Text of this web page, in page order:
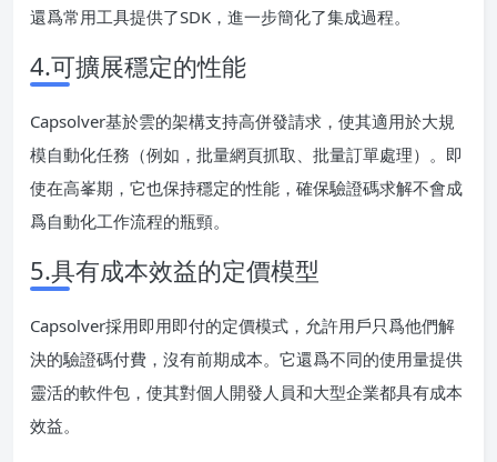
還爲常用工具提供了SDK，進一步簡化了集成過程。
4.可擴展穩定的性能
Capsolver基於雲的架構支持高併發請求，使其適用於大規
模自動化任務（例如，批量網頁抓取、批量訂單處理）。即
使在高峯期，它也保持穩定的性能，確保驗證碼求解不會成
爲自動化工作流程的瓶頸。
5.具有成本效益的定價模型
Capsolver採用即用即付的定價模式，允許用戶只爲他們解
決的驗證碼付費，沒有前期成本。它還爲不同的使用量提供
靈活的軟件包，使其對個人開發人員和大型企業都具有成本
效益。